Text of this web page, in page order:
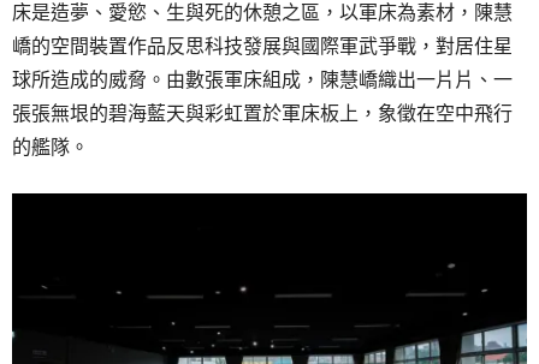
床是造夢、愛慾、生與死的休憩之區，以軍床為素材，陳慧
嶠的空間裝置作品反思科技發展與國際軍武爭戰，對居住星
球所造成的威脅。由數張軍床組成，陳慧嶠織出一片片、一
張張無垠的碧海藍天與彩虹置於軍床板上，象徵在空中飛行
的艦隊。